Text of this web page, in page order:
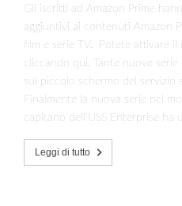
Gli iscritti ad Amazon Prime
aggiuntivi ai contenuti Amazon
film e serie TV. Potete attivare
cliccando qui. Tante nuove
sul piccolo schermo del servizio
Finalmente la nuova serie nel
capitano dell’USS Enterprise ha
Leggi di tutto